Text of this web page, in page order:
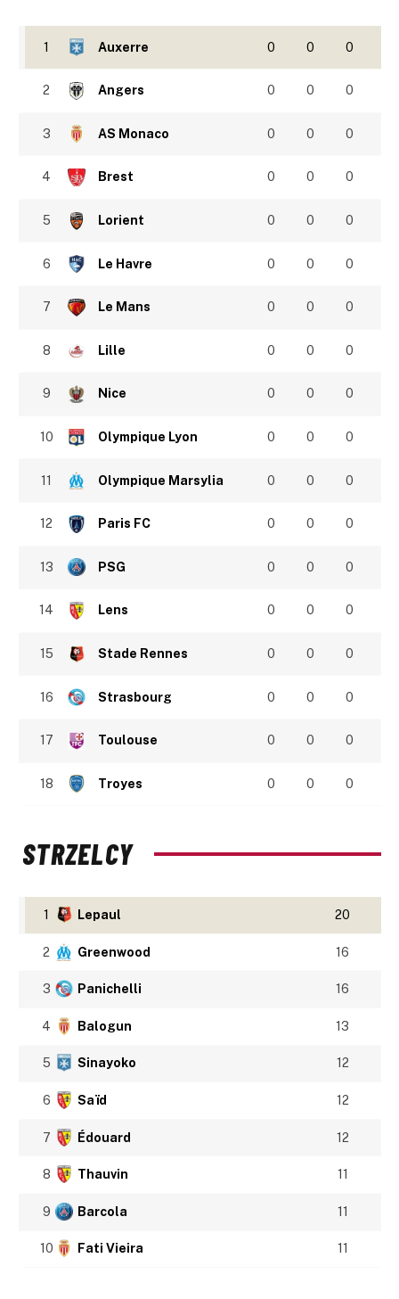
1 Auxerre 0 0 0
2 Angers 0 0 0
3 AS Monaco 0 0 0
4 Brest 0 0 0
5 Lorient 0 0 0
6 Le Havre 0 0 0
7 Le Mans 0 0 0
8 Lille 0 0 0
9 Nice 0 0 0
10 Olympique Lyon 0 0 0
11 Olympique Marsylia 0 0 0
12 Paris FC 0 0 0
13 PSG 0 0 0
14 Lens 0 0 0
15 Stade Rennes 0 0 0
16 Strasbourg 0 0 0
17 Toulouse 0 0 0
18 Troyes 0 0 0
STRZELCY
1 Lepaul 20
2 Greenwood 16
3 Panichelli 16
4 Balogun 13
5 Sinayoko 12
6 Saïd 12
7 Édouard 12
8 Thauvin 11
9 Barcola 11
10 Fati Vieira 11